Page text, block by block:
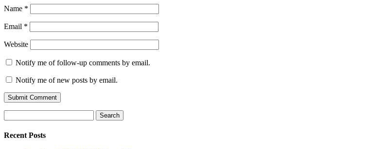
Name *
Email *
Website
Notify me of follow-up comments by email.
Notify me of new posts by email.
for:
Recent Posts